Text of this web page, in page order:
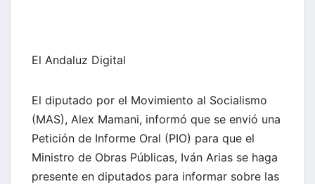
El Andaluz Digital
El diputado por el Movimiento al Socialismo
(MAS), Alex Mamani, informó que se envió una
Petición de Informe Oral (PIO) para que el
Ministro de Obras Públicas, Iván Arias se haga
presente en diputados para informar sobre las